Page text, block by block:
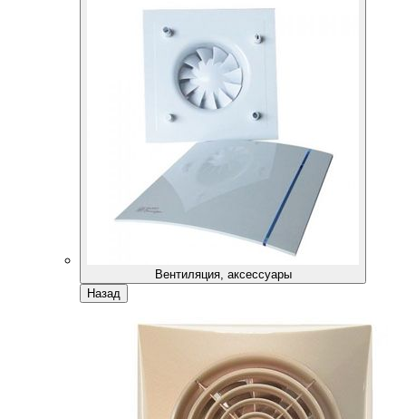
Вентиляция, аксессуары
Назад